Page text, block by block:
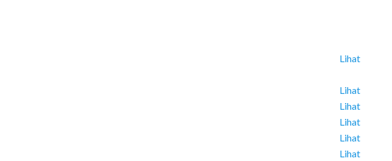
Lihat
Lihat
Lihat
Lihat
Lihat
Lihat